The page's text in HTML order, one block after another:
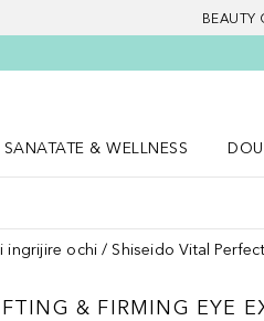
BEAUTY
SANATATE & WELLNESS
ingrijire ochi Shiseido Vital
& FIRMING EYE